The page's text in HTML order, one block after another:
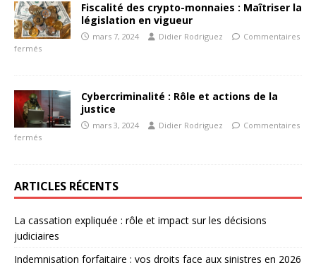
Fiscalité des crypto-monnaies : Maîtriser la
législation en vigueur
mars 7, 2024 Didier Rodriguez
Commentaires
fermés
Cybercriminalité : Rôle et actions de la
justice
mars 3, 2024 Didier Rodriguez
Commentaires
fermés
ARTICLES RÉCENTS
La cassation expliquée : rôle et impact sur les décisions
judiciaires
Indemnisation forfaitaire : vos droits face aux sinistres en 2026